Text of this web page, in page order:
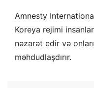
Amnesty
Koreya rejimi
nəzarət edir və
məhdudlaşdırır.